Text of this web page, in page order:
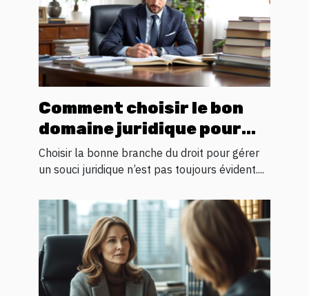
Comment choisir le bon
domaine juridique pour
votre problème
Choisir la bonne branche du droit pour gérer
un souci juridique n’est pas toujours évident....